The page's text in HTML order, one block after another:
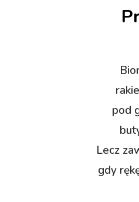
pod
Lecz
gdy